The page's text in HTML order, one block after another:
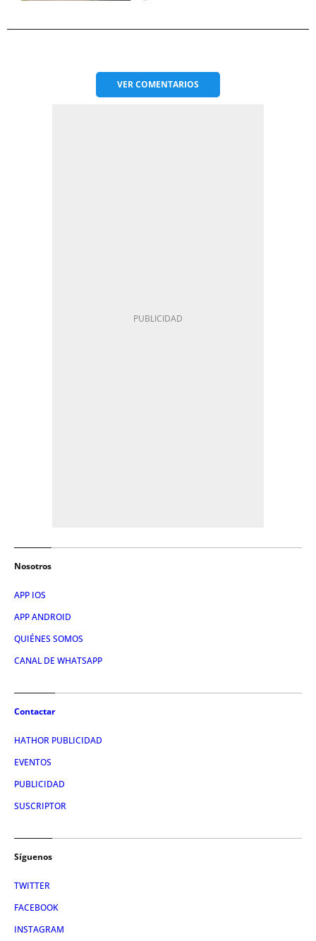
VERCOMENTARIOS
Nosotros
APP IOS
APP ANDROID
QUIÉNES SOMOS
CANAL DE WHATSAPP
Contactar
HATHOR PUBLICIDAD
EVENTOS
PUBLICIDAD
SUSCRIPTOR
Síguenos
TWITTER
FACEBOOK
INSTAGRAM